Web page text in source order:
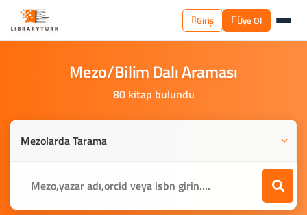
Giriş Üye Ol
Mezo/Bilim DalıAraması
80 kitap bulundu